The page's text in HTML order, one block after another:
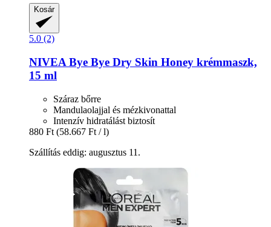
Kosár
5.0 (2)
NIVEA Bye Bye Dry Skin Honey krémmaszk,
15 ml
Száraz bőrre
Mandulaolajjal és mézkivonattal
Intenzív hidratálást biztosít
880 Ft (58.667 Ft / l)
Szállítás eddig: augusztus 11.